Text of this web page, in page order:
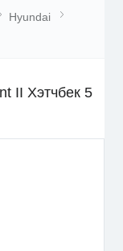
Hyundai
II Хэтчбек 5